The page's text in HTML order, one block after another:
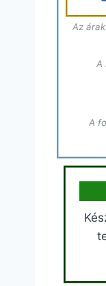
Az
A
A